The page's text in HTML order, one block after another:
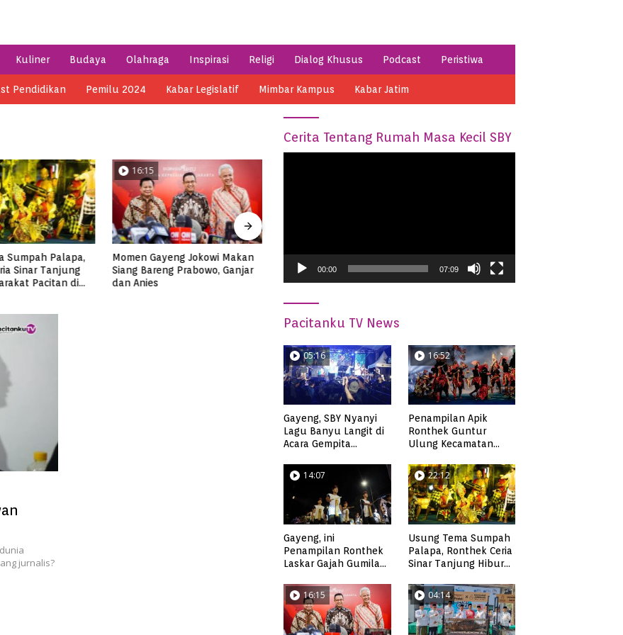
Kuliner Budaya Olahraga Inspirasi Religi Dialog Khusus Podcast Peristiwa
Pendidikan Pemilu 2024 Kabar Legislatif Mimbar Kampus Kabar Jatim
16:15
Momen Gayeng Jokowi Makan
Siang Bareng Prabowo, Ganjar
dan Anies
04:14
Semarak HSN 2023 di Pacitan,
Ribuan Santri Makan Ikan
Menikmati Asyiknya Berwisata
di Mentari Hill Pacitan
Keren, Ada Spot Foto
Pantai Pancer Pacitan
Berbahan Sampah
jurnalis?
Cerita Tentang Rumah Masa Kecil SBY
00:00 07:09
Pacitanku TV News
05:16
Gayeng, SBY Nyanyi
Lagu Banyu Langit di
Acara Gempita
16:52
Penampilan Apik
Ronthek Guntur
Ulung Kecamatan
14:07
Gayeng, ini
Penampilan Ronthek
Laskar Gajah Gumilap
22:12
Usung Tema Sumpah
Palapa, Ronthek Ceria
Sinar Tanjung Hibur
FRP 2023
16:15 04:14